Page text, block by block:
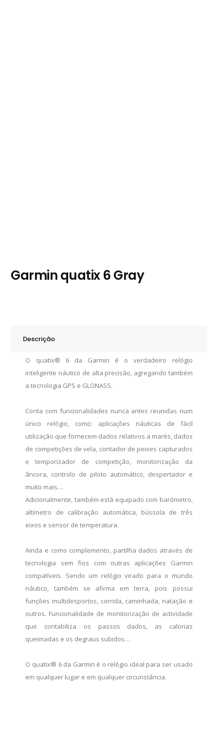
Garmin quatix 6 Gray
Descrição
O quatix® 6 da Garmin é o verdadeiro relógio
inteligente náutico de alta precisão, agregando também
a tecnologia GPS e GLONASS.
Conta com funcionalidades nunca antes reunidas num
único relógio, como: aplicações náuticas de fácil
utilização que fornecem dados relativos a marés, dados
de competições de vela, contador de peixes capturados
e temporizador de competição, monitorização da
âncora, controlo de piloto automático, despertador e
muito mais…
Adicionalmente, também está equipado com barómetro,
altímetro de calibração automática, bússola de três
eixos e sensor de temperatura.
Ainda e como complemento, partilha dados através de
tecnologia sem fios com outras aplicações Garmin
compatíveis. Sendo um relógio virado para o mundo
náutico, também se afirma em terra, pois possui
funções multidesportos, corrida, caminhada, natação e
outros. Funcionalidade de monitorização de actividade
que contabiliza os passos dados, as calorias
queimadas e os degraus subidos…
O quatix® 6 da Garmin é o relógio ideal para ser usado
em qualquer lugar e em qualquer circunstância.